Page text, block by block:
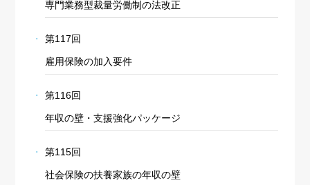
専門業務型裁量労働制の法改正
第117回
雇用保険の加入要件
第116回
年収の壁・支援強化パッケージ
第115回
社会保険の扶養家族の年収の壁